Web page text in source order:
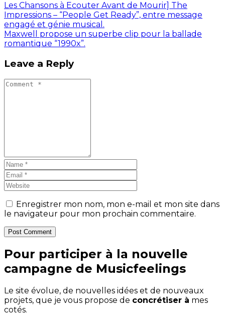
Les Chansons à Ecouter Avant de Mourir] The
Impressions – “People Get Ready”, entre message
engagé et génie musical.
Maxwell propose un superbe clip pour la ballade
romantique “1990x”.
Leave a Reply
Enregistrer mon nom, mon e-mail et mon site dans
le navigateur pour mon prochain commentaire.
Post Comment
Pour participer à la nouvelle
campagne de Musicfeelings
Le site évolue, de nouvelles idées et de nouveaux
projets, que je vous propose de concrétiser à mes
cotés.